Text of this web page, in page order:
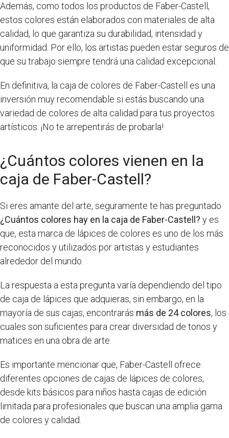
Además, como todos los productos de Faber-Castell,
estos colores están elaborados con materiales de alta
calidad, lo que garantiza su durabilidad, intensidad y
uniformidad. Por ello, los artistas pueden estar seguros de
que su trabajo siempre tendrá una calidad excepcional.
En definitiva, la caja de colores de Faber-Castell es una
inversión muy recomendable si estás buscando una
variedad de colores de alta calidad para tus proyectos
artísticos. ¡No te arrepentirás de probarla!
¿Cuántos colores vienen en la
caja de Faber-Castell?
Si eres amante del arte, seguramente te has preguntado
¿Cuántos colores hay en la caja de Faber-Castell? y es
que, esta marca de lápices de colores es uno de los más
reconocidos y utilizados por artistas y estudiantes
alrededor del mundo.
La respuesta a esta pregunta varía dependiendo del tipo
de caja de lápices que adquieras, sin embargo, en la
mayoría de sus cajas, encontrarás más de 24 colores, los
cuales son suficientes para crear diversidad de tonos y
matices en una obra de arte.
Es importante mencionar que, Faber-Castell ofrece
diferentes opciones de cajas de lápices de colores,
desde kits básicos para niños hasta cajas de edición
limitada para profesionales que buscan una amplia gama
de colores y calidad.